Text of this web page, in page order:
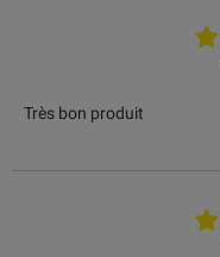
Très bon produit